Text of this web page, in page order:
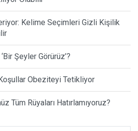
Kelime Seçimleri Gizli Kişilik
Şeyler Görürüz’?
Obeziteyi Tetikliyor
Tüm Rüyaları Hatırlamıyoruz?